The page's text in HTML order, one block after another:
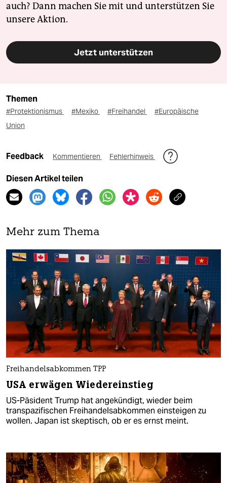
auch? Dann machen Sie mit und unterstützen Sie
unsere Aktion.
Jetzt unterstützen
Themen
#Protektionismus #Mexiko #Freihandel
#Europäische
Union
Feedback Kommentieren Fehlerhinweis
Diesen Artikel teilen
Mehr zum Thema
Freihandelsabkommen TPP
USA erwägen Wiedereinstieg
US-Päsident Trump hat angekündigt, wieder beim
transpazifischen Freihandelsabkommen einsteigen zu
wollen. Japan ist skeptisch, ob er es ernst meint.